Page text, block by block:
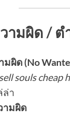
ามผิด / ต
ผิด (No
souls cheap
ล่า
ามผิด